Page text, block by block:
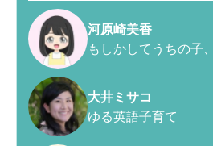
河原崎美香
もしかしてうちの子
大井ミサコ
ゆる英語子育て